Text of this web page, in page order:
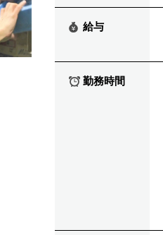
給与
勤務時間